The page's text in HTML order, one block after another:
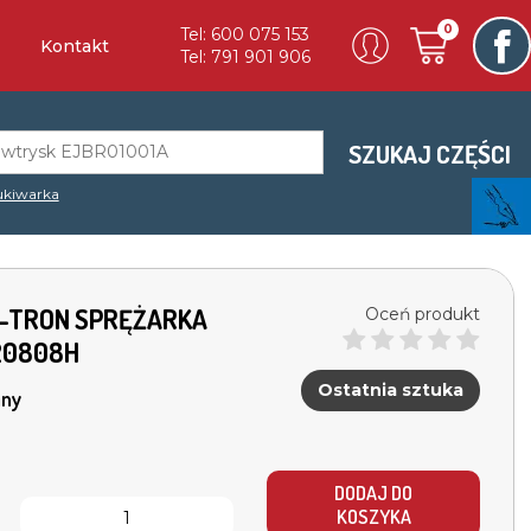
Kontakt
Tel: 600 075 153
Tel: 791 901 906
0
SZUKAJ CZĘŚCI
SPRĘŻARKA
Oceń produkt
Ostatnia sztuka
DODAJ DO
KOSZYKA